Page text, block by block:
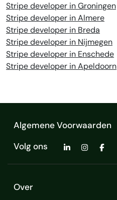
Stripe developer in Groningen
Stripe developer in Almere
Stripe developer in Breda
Stripe developer in Nijmegen
Stripe developer in Enschede
Stripe developer in Apeldoorn
Algemene Voorwaarden
Volg ons
Over